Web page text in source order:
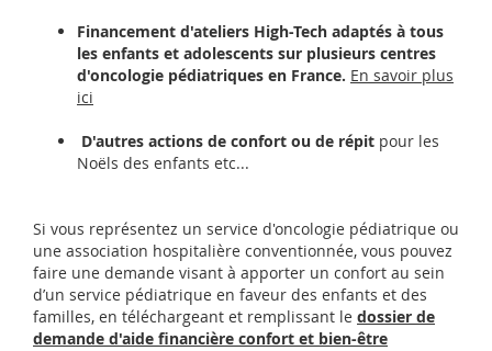
Financement d'ateliers High-Tech adaptés à tous
les enfants et adolescents sur plusieurs centres
d'oncologie pédiatriques en France. En savoir plus
ici
D'autres actions de confort ou de répit pour les
Noëls des enfants etc...
Si vous représentez un service d'oncologie pédiatrique ou
une association hospitalière conventionnée, vous pouvez
faire une demande visant à apporter un confort au sein
d’un service pédiatrique en faveur des enfants et des
familles, en téléchargeant et remplissant le dossier de
demande d'aide financière confort et bien-être